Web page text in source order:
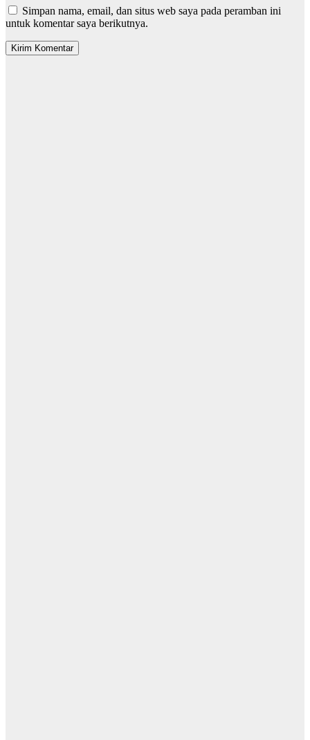
Simpan nama, email, dan situs web saya pada peramban ini
untuk komentar saya berikutnya.